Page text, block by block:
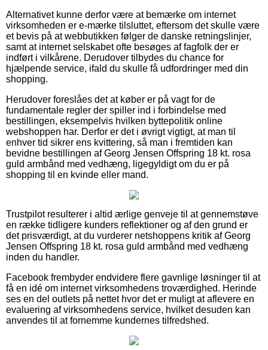
Alternativet kunne derfor være at bemærke om internet
virksomheden er e-mærke tilsluttet, eftersom det skulle være
et bevis på at webbutikken følger de danske retningslinjer,
samt at internet selskabet ofte besøges af fagfolk der er
indført i vilkårene. Derudover tilbydes du chance for
hjælpende service, ifald du skulle få udfordringer med din
shopping.
Herudover foreslåes det at køber er på vagt for de
fundamentale regler der spiller ind i forbindelse med
bestillingen, eksempelvis hvilken byttepolitik online
webshoppen har. Derfor er det i øvrigt vigtigt, at man til
enhver tid sikrer ens kvittering, så man i fremtiden kan
bevidne bestillingen af Georg Jensen Offspring 18 kt. rosa
guld armbånd med vedhæng, ligegyldigt om du er på
shopping til en kvinde eller mand.
Trustpilot resulterer i altid ærlige genveje til at gennemstøve
en række tidligere kunders reflektioner og af den grund er
det prisværdigt, at du vurderer netshoppens kritik af Georg
Jensen Offspring 18 kt. rosa guld armbånd med vedhæng
inden du handler.
Facebook frembyder endvidere flere gavnlige løsninger til at
få en idé om internet virksomhedens troværdighed. Herinde
ses en del outlets på nettet hvor det er muligt at aflevere en
evaluering af virksomhedens service, hvilket desuden kan
anvendes til at fornemme kundernes tilfredshed.